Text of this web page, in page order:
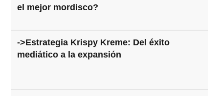
el mejor mordisco?
->Estrategia Krispy Kreme: Del éxito
mediático a la expansión